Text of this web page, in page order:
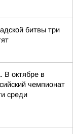
битвы три
В октябре в
чемпионат
среди